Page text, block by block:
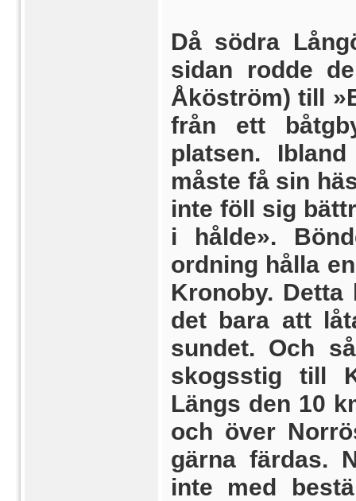
Då södra
sidan rodde
Åköström) till
från ett
platsen.
måste få sin
inte föll sig
i hålde».
ordning hålla
Kronoby.
det bara att
sundet. Och
skogsstig till
Längs den 10
och över
gärna färdas.
inte med